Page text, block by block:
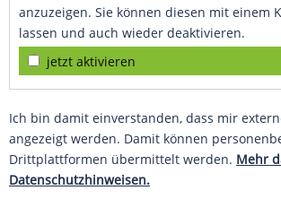
anzuzeigen. Sie können diesen mit einem
lassen und auch wieder deaktivieren.
jetzt aktivieren
Ich bin damit einverstanden, dass mir
angezeigt werden. Damit können
Drittplattformen übermittelt werden. Mehr
Datenschutzhinweisen.